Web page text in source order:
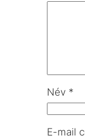
Név *
E-mail